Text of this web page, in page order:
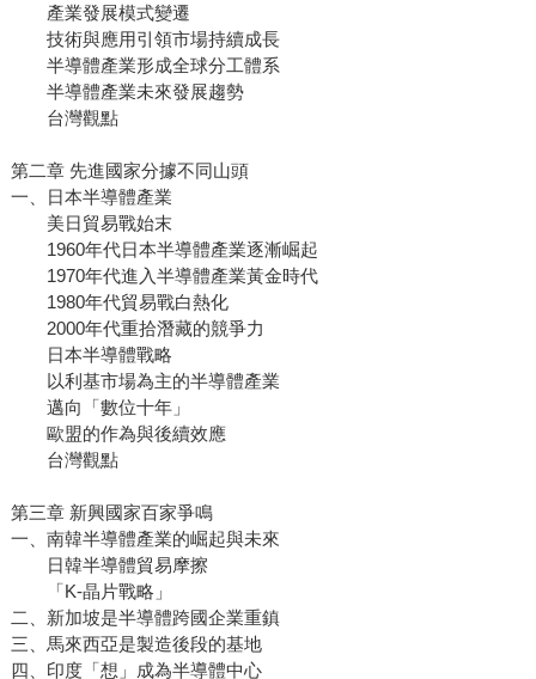
產業發展模式變遷
技術與應用引領市場持續成長
半導體產業形成全球分工體系
半導體產業未來發展趨勢
台灣觀點
第二章 先進國家分據不同山頭
一、日本半導體產業
美日貿易戰始末
1960年代日本半導體產業逐漸崛起
1970年代進入半導體產業黃金時代
1980年代貿易戰白熱化
2000年代重拾潛藏的競爭力
日本半導體戰略
以利基市場為主的半導體產業
邁向「數位十年」
歐盟的作為與後續效應
台灣觀點
第三章 新興國家百家爭鳴
一、南韓半導體產業的崛起與未來
日韓半導體貿易摩擦
「K-晶片戰略」
二、新加坡是半導體跨國企業重鎮
三、馬來西亞是製造後段的基地
四、印度「想」成為半導體中心